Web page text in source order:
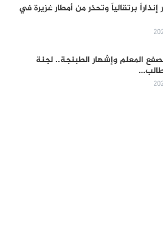
إنذاراً برتقالياً وتحذر من أمطار غزيرة في
المعلم وإشهار الطبنجة.. لجنة